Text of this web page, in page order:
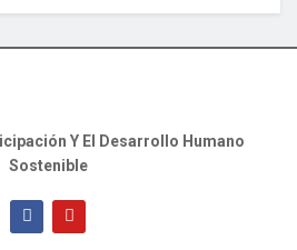
Y El Desarrollo Humano
Sostenible